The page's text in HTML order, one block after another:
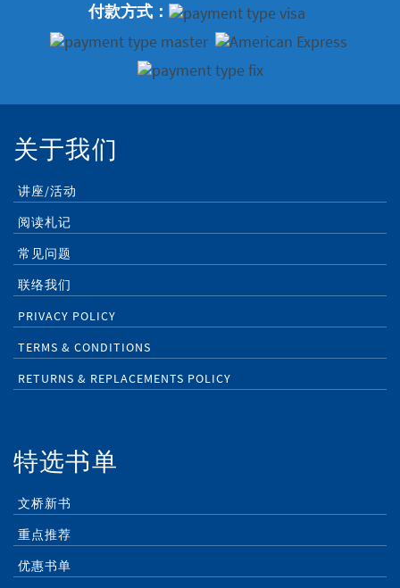
付款方式：
关于我们
讲座/活动
阅读札记
常见问题
联络我们
PRIVACY POLICY
TERMS & CONDITIONS
RETURNS & REPLACEMENTS POLICY
特选书单
文桥新书
重点推荐
优惠书单